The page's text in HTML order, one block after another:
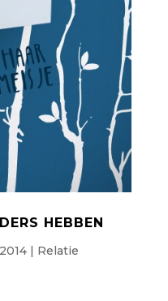
HEBBEN
| Relatie